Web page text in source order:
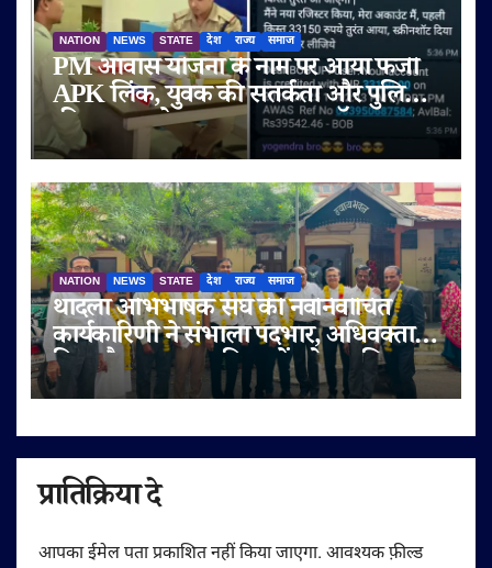
NATION NEWS STATE देश राज्य समाज
PM आवास योजना के नाम पर आया फर्जी
APK लिंक, युवक की सतर्कता और पुलिस
की तत्परता से टला बड़ा साइबर फ्रॉड
NATION NEWS STATE देश राज्य समाज
थांदला अभिभाषक संघ की नवनिर्वाचित
कार्यकारिणी ने संभाला पदभार, अधिवक्ता
हित और पक्षकार सुविधाओं को प्राथमिकता
प्रातिक्रिया दे
आपका ईमेल पता प्रकाशित नहीं किया जाएगा. आवश्यक फ़ील्ड